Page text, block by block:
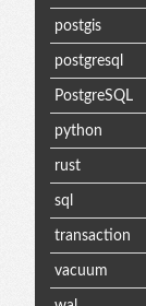
postgis
postgresql
PostgreSQL
python
rust
sql
transaction
vacuum